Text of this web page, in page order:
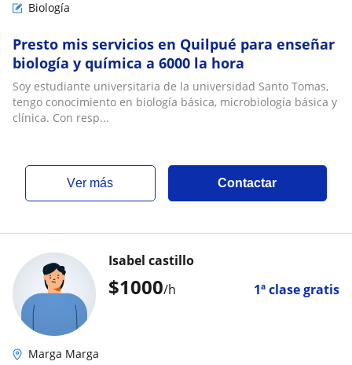
Biología
Presto mis servicios en Quilpué para enseñar
biología y química a 6000 la hora
Soy estudiante universitaria de la universidad Santo Tomas,
tengo conocimiento en biología básica, microbiología básica y
clínica. Con resp...
ver más Contactar
$1000/h 1ª clase gratis
Isabel castillo
Marga Marga